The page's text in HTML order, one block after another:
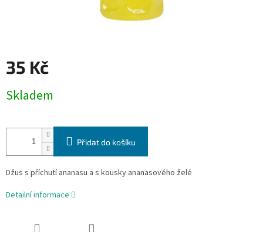
35 Kč
cena:
Skladem
Přidat do košíku
Džus s příchutí ananasu a s kousky ananasového želé
Detailní informace